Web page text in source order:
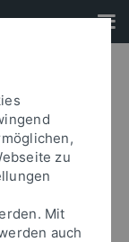
zu
Mit
auch